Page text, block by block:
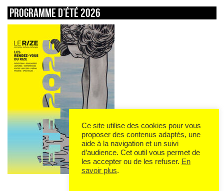
Programme d’été 2026
Ce site utilise des cookies pour vous
proposer des contenus adaptés, une
aide à la navigation et un suivi
d’audience. Cet outil vous permet de
les accepter ou de les refuser. En
savoir plus.